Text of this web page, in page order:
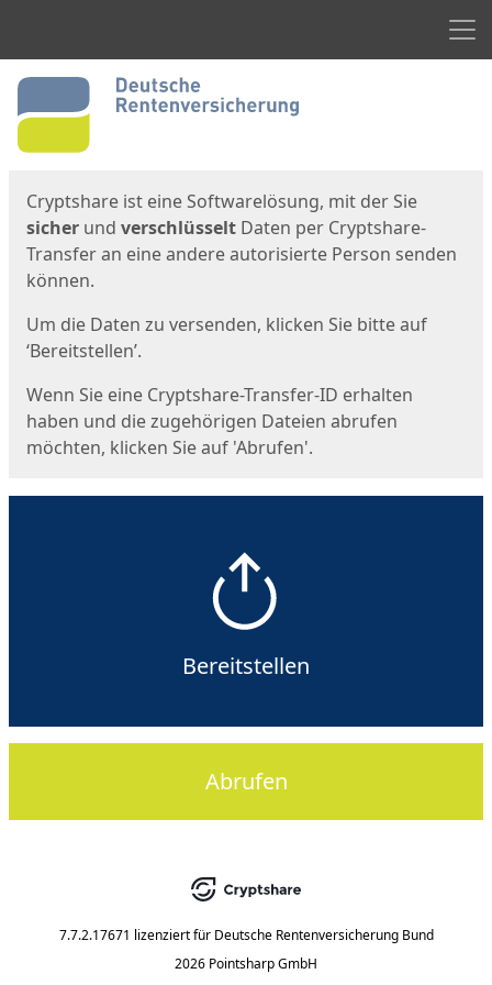
Start
Cryptshare ist eine Softwarelösung, mit der Sie
sicher und verschlüsselt Daten per Cryptshare-
Transfer an eine andere autorisierte Person senden
können.
Um die Daten zu versenden, klicken Sie bitte auf
‘Bereitstellen’.
Wenn Sie eine Cryptshare-Transfer-ID erhalten
haben und die zugehörigen Dateien abrufen
möchten, klicken Sie auf 'Abrufen'.
Bereitstellen
Abrufen
7.7.2.17671 lizenziert für Deutsche Rentenversicherung Bund
2026 Pointsharp GmbH